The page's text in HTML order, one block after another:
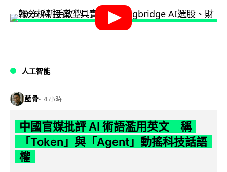
人工智能
藍骨 4 小時
中國官媒批評 AI 術語濫用英文 稱
「Token」與「Agent」動搖科技話語
權